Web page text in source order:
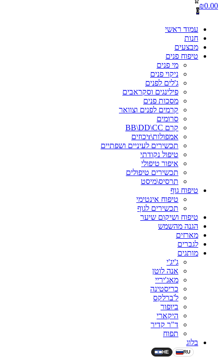
₪0.00
0
עמוד ראשי
חנות
מבצעים
טיפוח פנים
מי פנים
ניקוי פנים
ג'לים לפנים
פילינגים וסקראבים
מסכות פנים
קרמים לפנים וצוואר
סרומים
קרם BB\DD\CC
אמפולות\rיכוזים
תכשירים לעיניים ושפתיים
טיפול נקודתי
איפור טיפולי
תכשירים טיפולים
תרסיס\מיסט
טיפוח גוף
טיפוח אינטימי
תכשירים לגוף
טיפוח ושיקום שיער
הגנה מהשמש
מארזים
לגברים
מותגים
ג'יג'י
אנה לוטן
מאג'יריי
כריסטינה
ל'ברלקס
ביופור
היקארי
ד"ר קדיר
תפוח
בלוג
HE RU